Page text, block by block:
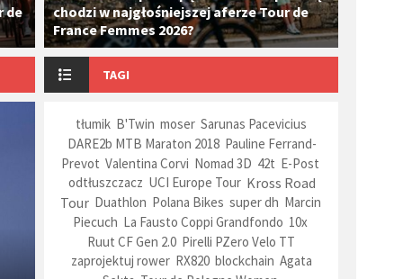
de
chodzi w najgłośniejszej aferze Tour de
France Femmes 2026?
TAGI
tłumik B'Twin moser Sarunas Pacevicius
DARE2b MTB Maraton 2018 Pauline Ferrand-
Prevot Valentina Corvi Nomad 3D 42t E-Post
odtłuszczacz UCI Europe Tour Kross Road
Tour Duathlon Polana Bikes super dh Marcin
Piecuch La Fausto Coppi Grandfondo 10x
Ruut CF Gen 2.0 Pirelli PZero Velo TT
zaprojektuj rower RX820 blockchain Agata